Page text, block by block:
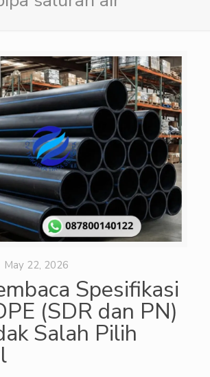
May 22, 2026
Spesifikasi
(SDR dan PN)
Salah Pilih